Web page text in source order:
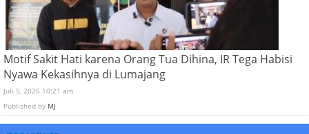
Motif Sakit Hati karena Orang Tua Dihina, IR Tega Habisi
Nyawa Kekasihnya di Lumajang
Juli 5, 2026 10:21 am
Published by MJ